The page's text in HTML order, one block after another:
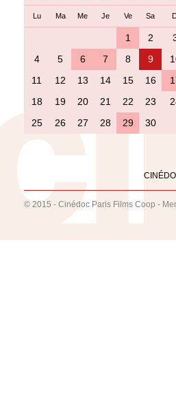
Lu Ma Me Je Ve Sa
1 2
4
5 6 7 8 9
11
12 13 14 15 16
18
19 20 21 22 23
25
26 27 28 29 30
© 2015 - Cinédoc Paris Films Coop -